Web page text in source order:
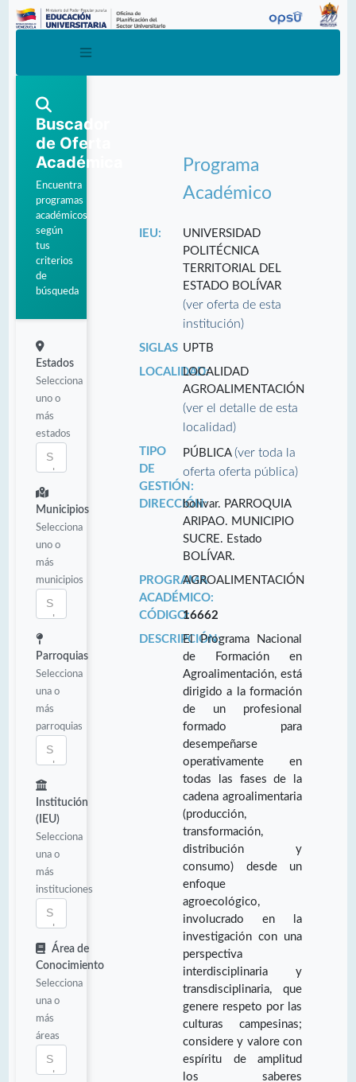
Buscador
de Oferta
Académica
Encuentra
programas
académicos
según
tus
criterios
de
búsqueda
Estados
Selecciona
uno o
más
estados
Municipios
Selecciona
uno o
más
municipios
Parroquias
Selecciona
una o
más
parroquias
Institución
(IEU)
Selecciona
una o
más
instituciones
Área de
Conocimiento
Selecciona
una o
más
áreas
Programa
Académico
IEU:
UNIVERSIDAD
POLITÉCNICA
TERRITORIAL DEL
ESTADO BOLÍVAR
(ver oferta de esta
institución)
SIGLAS UPTB
LOCALIDAD:LOCALIDAD
AGROALIMENTACIÓN
(ver el detalle de esta
localidad)
TIPO
DE
GESTIÓN:
PÚBLICA(ver toda la
oferta oferta pública)
DIRECCIÓN:bolivar. PARROQUIA
ARIPAO. MUNICIPIO
SUCRE. Estado
BOLÍVAR.
PROGRAMA
ACADÉMICO:
AGROALIMENTACIÓN
CÓDIGO:16662
DESCRIPCIÓN:El Programa Nacional
de Formación en
Agroalimentación, está
dirigido a la formación
de un profesional
formado para
desempeñarse
operativamente en
todas las fases de la
cadena agroalimentaria
(producción,
transformación,
distribución y
consumo) desde un
enfoque
agroecológico,
involucrado en la
investigación con una
perspectiva
interdisciplinaria y
transdisciplinaria, que
genere respeto por las
culturas campesinas;
considere y valore con
espíritu de amplitud
los saberes